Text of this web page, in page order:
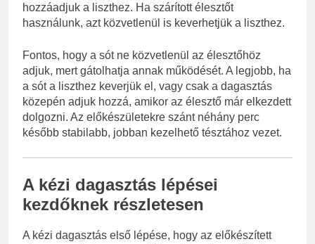
hozzáadjuk a liszthez. Ha szárított élesztőt
használunk, azt közvetlenül is keverhetjük a liszthez.
Fontos, hogy a sót ne közvetlenül az élesztőhöz
adjuk, mert gátolhatja annak működését. A legjobb, ha
a sót a liszthez keverjük el, vagy csak a dagasztás
közepén adjuk hozzá, amikor az élesztő már elkezdett
dolgozni. Az előkészületekre szánt néhány perc
később stabilabb, jobban kezelhető tésztához vezet.
A kézi dagasztás lépései
kezdőknek részletesen
A kézi dagasztás első lépése, hogy az előkészített